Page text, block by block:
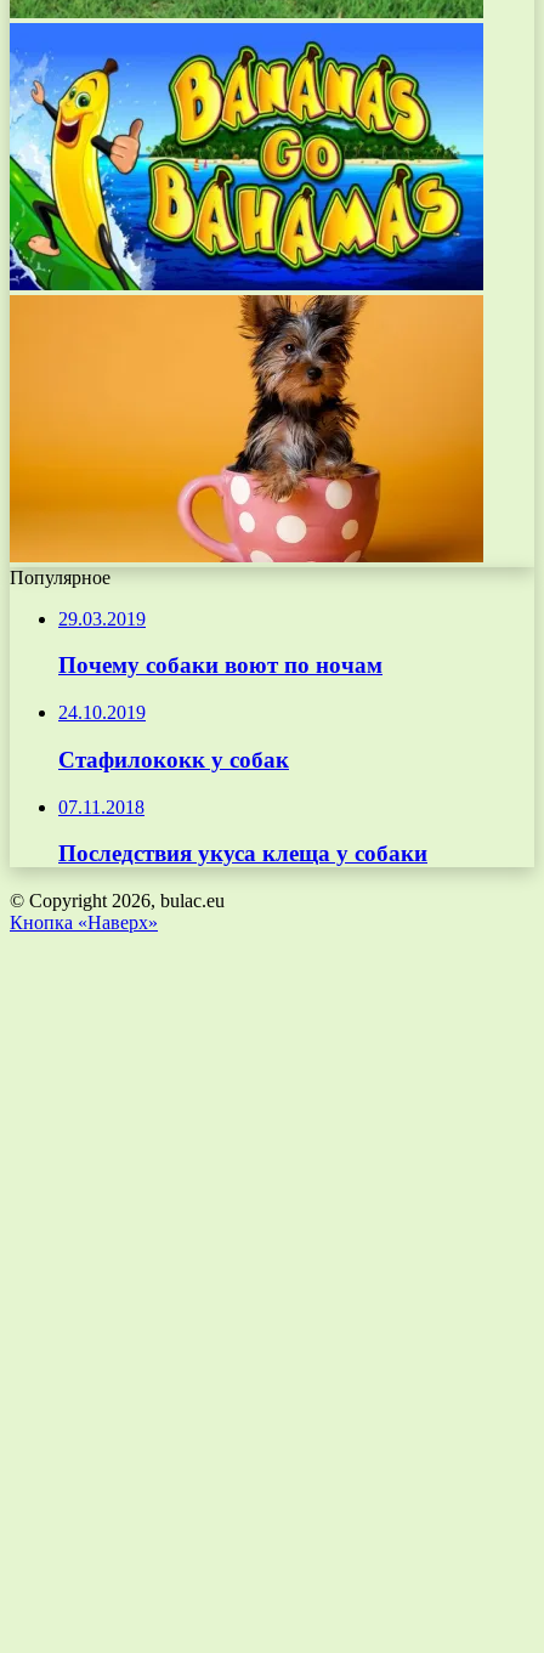
Популярное
29.03.2019
Почему собаки воют по ночам
24.10.2019
Стафилококк у собак
07.11.2018
Последствия укуса клеща у собаки
© Copyright 2026, bulac.eu
Кнопка «Наверх»